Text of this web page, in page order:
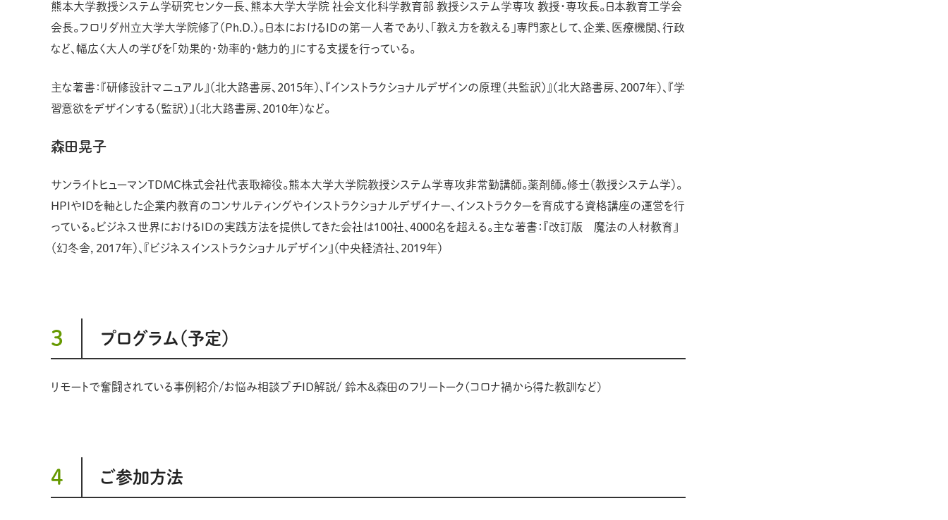
熊本大学教授システム学研究センター長、熊本大学大学院 社会文化科学教育部 教授システム学専攻 教授・専攻長。日本教育工学会
会長。フロリダ州立大学大学院修了（Ph.D.）。日本におけるIDの第一人者であり、「教え方を教える」専門家として、企業、医療機関、行政
など、幅広く大人の学びを「効果的・効率的・魅力的」にする支援を行っている。
主な著書：『研修設計マニュアル』（北大路書房、2015年）、『インストラクショナルデザインの原理（共監訳）』（北大路書房、2007年）、『学
習意欲をデザインする（監訳）』（北大路書房、2010年）など。
森田晃子
サンライトヒューマンTDMC株式会社代表取締役。熊本大学大学院教授システム学専攻非常勤講師。薬剤師。修士（教授システム学）。
HPIやIDを軸とした企業内教育のコンサルティングやインストラクショナルデザイナー、インストラクターを育成する資格講座の運営を行
っている。ビジネス世界におけるIDの実践方法を提供してきた会社は100社、4000名を超える。主な著書：『改訂版 魔法の人材教育』
（幻冬舎，2017年）、『ビジネスインストラクショナルデザイン』（中央経済社、2019年）
3 プログラム（予定）
リモートで奮闘されている事例紹介/お悩み相談プチID解説/ 鈴木＆森田のフリートーク(コロナ禍から得た教訓など)
4 ご参加方法